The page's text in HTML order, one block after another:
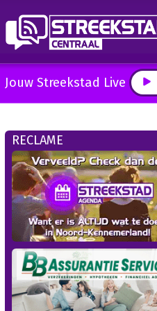
Jouw Streekstad Live
RECLAME